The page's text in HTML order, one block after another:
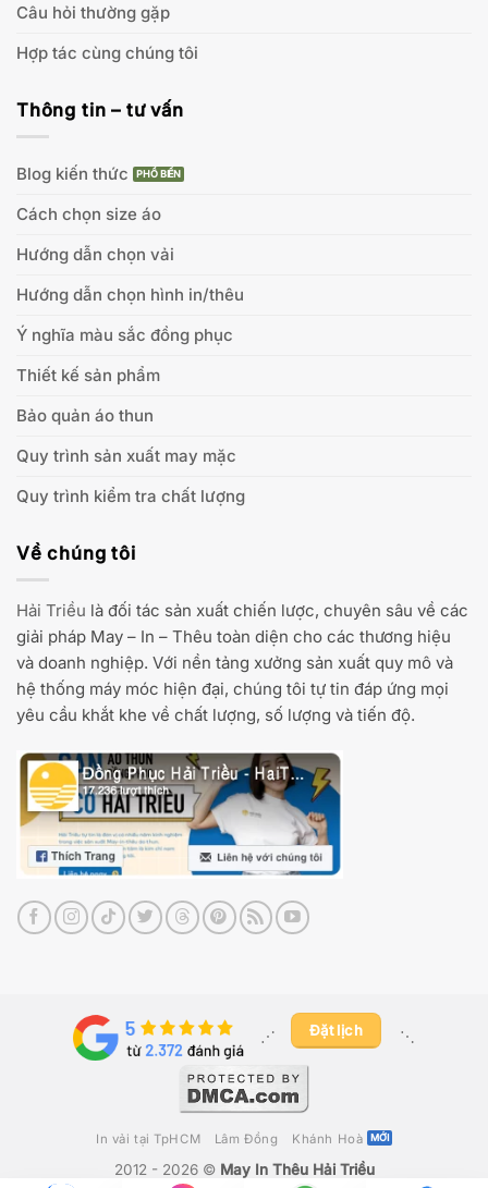
Câu hỏi thường gặp
Hợp tác cùng chúng tôi
Thông tin – tư vấn
Blog kiến thức
Cách chọn size áo
Hướng dẫn chọn vải
Hướng dẫn chọn hình in/thêu
Ý nghĩa màu sắc đồng phục
Thiết kế sản phẩm
Bảo quản áo thun
Quy trình sản xuất may mặc
Quy trình kiểm tra chất lượng
Về chúng tôi
Hải Triều là đối tác sản xuất chiến lược, chuyên sâu về các
giải pháp May – In – Thêu toàn diện cho các thương hiệu
và doanh nghiệp. Với nền tảng xưởng sản xuất quy mô và
hệ thống máy móc hiện đại, chúng tôi tự tin đáp ứng mọi
yêu cầu khắt khe về chất lượng, số lượng và tiến độ.
⋰ ​ Đặt lịch ⋱
In vải tại TpHCM Lâm Đồng Khánh Hoà
2012 - 2026 © May In Thêu Hải Triều